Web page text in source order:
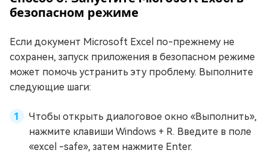
безопасном режиме
Если документ Microsoft Excel по-прежнему не
сохранен, запуск приложения в безопасном режиме
может помочь устранить эту проблему. Выполните
следующие шаги:
Чтобы открыть диалоговое окно «Выполнить»,
нажмите клавиши Windows + R. Введите в поле
«excel -safe», затем нажмите Enter.